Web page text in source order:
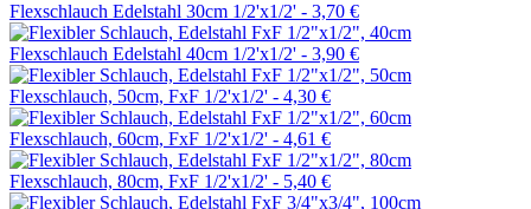
Flexschlauch Edelstahl 30cm 1/2'x1/2' - 3,70 €
Flexschlauch Edelstahl 40cm 1/2'x1/2' - 3,90 €
Flexschlauch, 50cm, FxF 1/2'x1/2' - 4,30 €
Flexschlauch, 60cm, FxF 1/2'x1/2' - 4,61 €
Flexschlauch, 80cm, FxF 1/2'x1/2' - 5,40 €